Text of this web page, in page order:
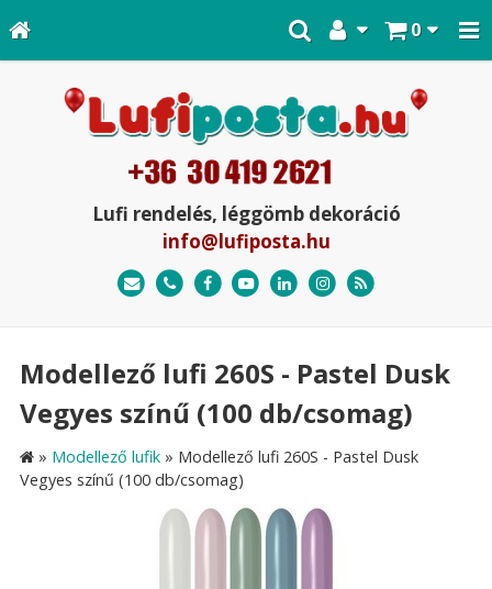
0
Lufi rendelés, léggömb dekoráció
info@lufiposta.hu
Modellező lufi 260S - Pastel Dusk
Vegyes színű (100 db/csomag)
» Modellező lufik » Modellező lufi 260S - Pastel Dusk
Vegyes színű (100 db/csomag)